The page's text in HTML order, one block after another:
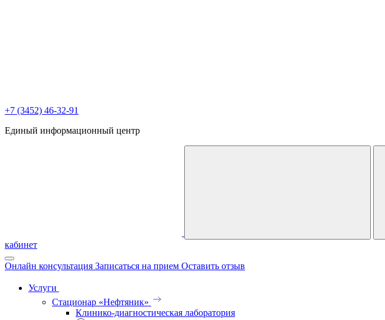
+7 (3452) 46-32-91
Единый информационный центр
кабинет
Онлайн консультация Записаться на прием Оставить отзыв
Услуги
Стационар «Нефтяник»
Клинико-диагностическая лаборатория